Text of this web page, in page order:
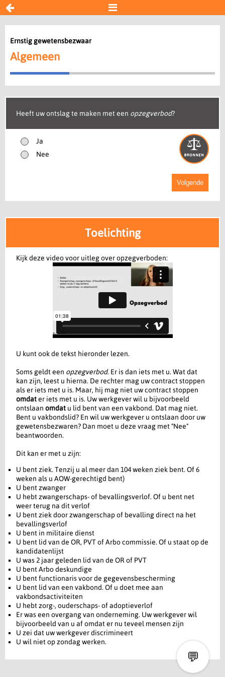
 
Herplaatsing
Overig
Transitievergoeding WAB
Ernstig gewetensbezwaar
Algemeen
Heeft uw ontslag te maken met een opzegverbod?
Ja
Nee
Volgende
Toelichting
Kijk deze video voor uitleg over opzegverboden:
U kunt ook de tekst hieronder lezen.
Soms geldt een opzegverbod. Er is dan iets met u. Wat dat
kan zijn, leest u hierna. De rechter mag uw contract stoppen
als er iets met u is. Maar, hij mag niet uw contract stoppen
omdater iets met u is. Uw werkgever wil u bijvoorbeeld
ontslaan omdat u lid bent van een vakbond. Dat mag niet.
Bent u vakbondslid? En wil uw werkgever u ontslaan door uw
gewetensbezwaren? Dan moet u deze vraag met "Nee"
beantwoorden.
Dit kan er met u zijn:
U bent ziek. Tenzij u al meer dan 104 weken ziek bent. Of 6
weken als u AOW-gerechtigd bent)
U bent zwanger
U hebt zwangerschaps- of bevallingsverlof. Of u bent net
weer terug na dit verlof
U bent ziek door zwangerschap of bevalling direct na het
bevallingsverlof
U bent in militaire dienst
U bent lid van de OR, PVT of Arbo commissie. Of u staat op de
kandidatenlijst
U was 2 jaar geleden lid van de OR of PVT
U bent Arbo deskundige
U bent functionaris voor de gegevensbescherming
U bent lid van een vakbond. Of u doet mee aan
vakbondsactiviteiten
U hebt zorg-, ouderschaps- of adoptieverlof
Er was een overgang van onderneming. Uw werkgever wil
bijvoorbeeld van u af omdat er nu teveel mensen zijn
U zei dat uw werkgever discrimineert
U wil niet op zondag werken.
💬